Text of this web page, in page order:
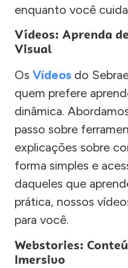
enquanto você
Vídeos: Aprenda
Visual
Os Vídeos do
quem prefere
dinâmica.
passo sobre
explicações sobre
forma simples e
daqueles que
prática, nossos
para você.
Webstories:
Imersivo